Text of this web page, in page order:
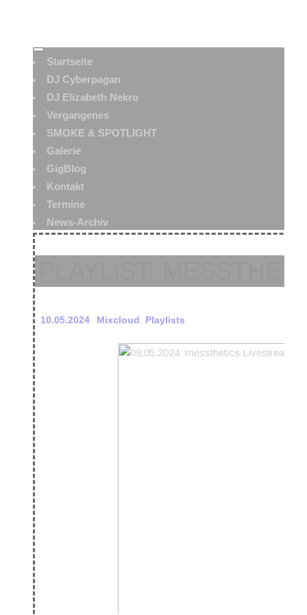
Startseite
DJ Cyberpagan
DJ Elizabeth Nekro
Vergangenes
SMOKE & SPOTLIGHT
Galerie
GigBlog
Kontakt
Termine
News-Archiv
10.05.2024 Mixcloud Playlists